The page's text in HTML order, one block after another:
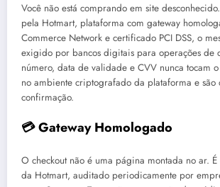
Você não está comprando em site
pela Hotmart, plataforma com gateway
Commerce Network e certificado PCI DSS, o
exigido por bancos digitais para operações de
número, data de validade e CVV nunca tocam
no ambiente criptografado da plataforma e são
confirmação.
💳 Gateway Homologado
O checkout não é uma página montada no ar.
da Hotmart, auditado periodicamente por